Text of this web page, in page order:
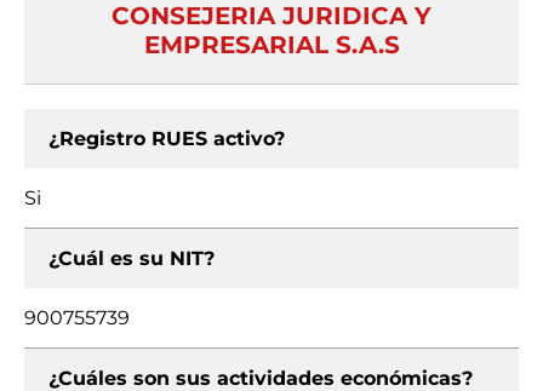
CONSEJERIA JURIDICA Y
EMPRESARIAL S.A.S
¿Registro RUES activo?
Si
¿Cuál es su NIT?
900755739
¿Cuáles son sus actividades económicas?